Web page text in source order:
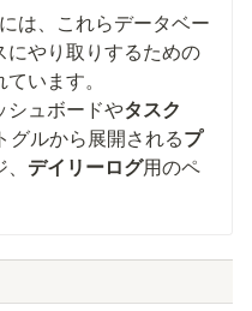
は、これらデータベー
やり取りするための
います。
シュボードやタスク
グルから展開されるプ
デイリーログ用のペ